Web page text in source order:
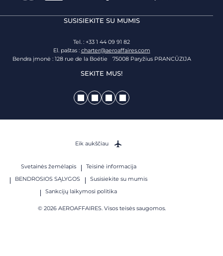
SUSISIEKITE SU MUMIS
Tel. : +33 1 44 09 91 82
El. paštas : charter@aeroaffaires.com
Bendra įmonė : 128 rue de la Boétie 75008 Paryžius PRANCŪZIJA
SEKITE MUS!
Svetainės žemėlapis
Teisinė informacija
BENDROSIOS SĄLYGOS
Susisiekite su mumis
Sankcijų laikymosi politika
© 2026 AEROAFFAIRES. Visos teisės saugomos.
Eik aukščiau